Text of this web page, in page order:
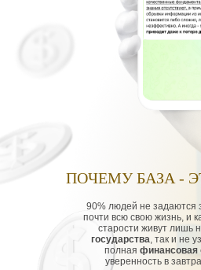
90% людей не задаются
почти всю свою жизнь, и
старости живут лишь
государства, так и не
полная финансовая
уверенность в
ПОЧЕМУ БАЗА -